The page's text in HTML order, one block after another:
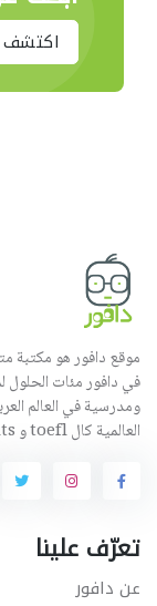
اكتشف
موقع دافور هو مكتبة
في دافور مئات الحلول
ومدرسية في العالم
العالمية كال toefl و Ielts و SAT وغيرها الكثير.
تعرّف علينا
عن دافور